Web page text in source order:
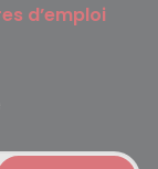
d’emploi